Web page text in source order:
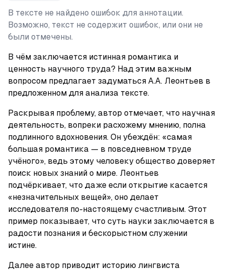
В тексте не найдено ошибок для аннотации.
Возможно, текст не содержит ошибок, или они не
были отмечены.
В чём заключается истинная романтика и
ценность научного труда? Над этим важным
вопросом предлагает задуматься А.А. Леонтьев в
предложенном для анализа тексте.
Раскрывая проблему, автор отмечает, что научная
деятельность, вопреки расхожему мнению, полна
подлинного вдохновения. Он убеждён: «самая
большая романтика — в повседневном труде
учёного», ведь этому человеку общество доверяет
поиск новых знаний о мире. Леонтьев
подчёркивает, что даже если открытие касается
«незначительных вещей», оно делает
исследователя по-настоящему счастливым. Этот
пример показывает, что суть науки заключается в
радости познания и бескорыстном служении
истине.
Далее автор приводит историю лингвиста